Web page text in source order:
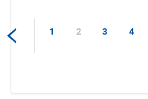
1 2 3 4